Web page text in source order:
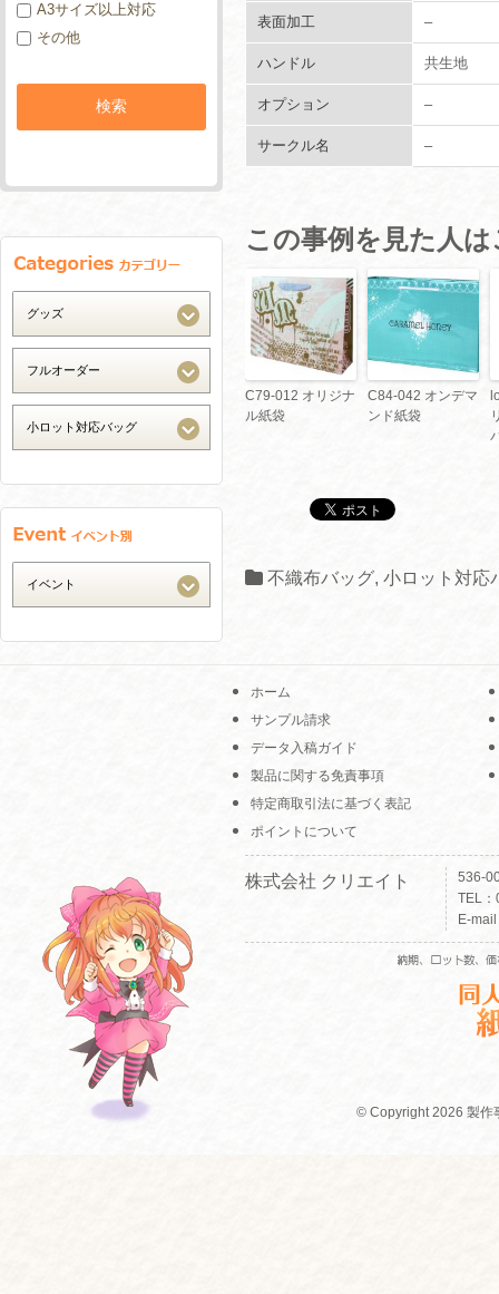
表面加工 –
ハンドル 共生地
オプション –
サークル名 –
この事例を見た人
C79-012 オリジナ
ル紙袋
C84-042 オンデマ
ンド紙袋
不織布バッグ, 小ロット対応
A3サイズ以上対応
その他
ホーム
サンプル請求
データ入稿ガイド
製品に関する免責事項
特定商取引法に基づく表記
ポイントについて
株式会社 クリエイト
536-
TEL
E-
© Copyright 2026 製作